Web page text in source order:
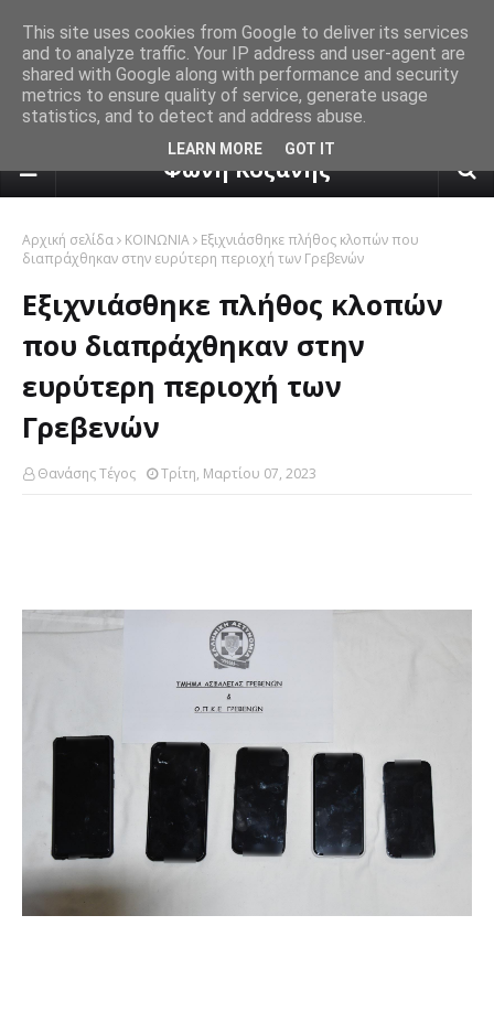
πρόγνωση καιρού από το
Φωνή Κοζάνης
Αρχική σελίδα ΚΟΙΝΩΝΙΑ
Εξιχνιάσθηκε πλήθος κλοπών που
διαπράχθηκαν στην ευρύτερη περιοχή των Γρεβενών
Εξιχνιάσθηκε πλήθος κλοπών
που διαπράχθηκαν στην
ευρύτερη περιοχή των
Γρεβενών
Θανάσης Τέγος Τρίτη, Μαρτίου 07, 2023
This site uses cookies from Google to deliver its services
and to analyze traffic. Your IP address and user-agent are
shared with Google along with performance and security
metrics to ensure quality of service, generate usage
statistics, and to detect and address abuse.
LEARN MORE GOT IT